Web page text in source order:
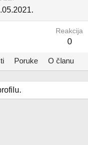
Reakcija
0
Poruke O članu